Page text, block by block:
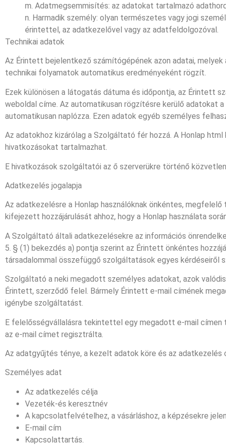
m. Adatmegsemmisítés: az adatokat tartalmazó
n. Harmadik személy: olyan természetes vagy jogi
érintettel, az adatkezelővel vagy az adatfeldolgozóval.
Technikai adatok
Az Érintett bejelentkező számítógépének azon adatai,
technikai folyamatok automatikus eredményeként rögzít.
Ezek különösen a látogatás dátuma és időpontja, az Érintett
weboldal címe. Az automatikusan rögzítésre kerülő adatokat
automatikusan naplózza. Ezen adatok egyéb személyes
Az adatokhoz kizárólag a Szolgáltató fér hozzá. A Honlap
hivatkozásokat tartalmazhat.
E hivatkozások szolgáltatói az ő szerverükre történő
Adatkezelés jogalapja
Az adatkezelésre a Honlap használóknak önkéntes,
kifejezett hozzájárulását ahhoz, hogy a Honlap használata
A Szolgáltató általi adatkezelésekre az információs
5. § (1) bekezdés a) pontja szerint az Érintett önkéntes
társadalommal összefüggő szolgáltatások egyes kérdéseiről
Szolgáltató a neki megadott személyes adatokat, azok
Érintett, szerződő felel. Bármely Érintett e-mail címének
igénybe szolgáltatást.
E felelősségvállalásra tekintettel egy megadott e-mail
az e-mail címet regisztrálta.
Az adatgyűjtés ténye, a kezelt adatok köre és az adatkezelés
Személyes adat
Az adatkezelés célja
Vezeték-és keresztnév
A kapcsolatfelvételhez, a vásárláshoz, a képzésekre
E-mail cím
Kapcsolattartás.